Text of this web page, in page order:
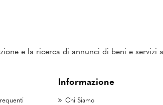
e la ricerca di annunci di beni e servizi
Informazione
Chi Siamo